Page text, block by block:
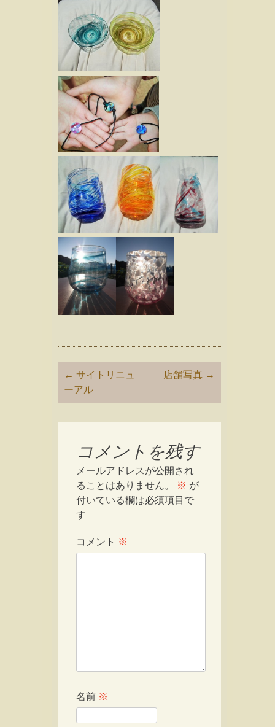
Post
navigation
← サイトリニュ
ーアル
店舗写真 →
コメントを残す
メールアドレスが公開され
ることはありません。
※ が
付いている欄は必須項目で
す
コメント ※
名前 ※